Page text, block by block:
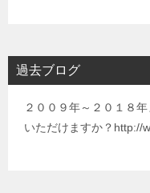
過去ブログ
２００９年～２０１８
いただけますか？http://